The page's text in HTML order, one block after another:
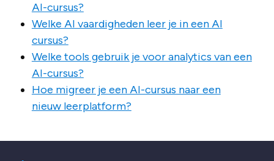
AI-cursus?
Welke AI vaardigheden leer je in een AI
cursus?
Welke tools gebruik je voor analytics van een
AI-cursus?
Hoe migreer je een AI-cursus naar een
nieuw leerplatform?